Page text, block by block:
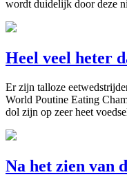
wordt duidelijk door deze
Heel veel heter
Er zijn talloze
World Poutine Eating
dol zijn op zeer heet
Na het zien van